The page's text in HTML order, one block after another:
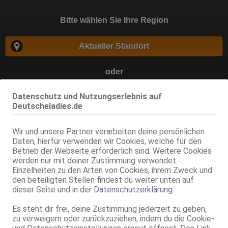
Datenschutz und Nutzungserlebnis auf
Deutscheladies.de
Wir und unsere Partner verarbeiten deine persönlichen
Daten, hierfür verwenden wir Cookies, welche für den
Betrieb der Webseite erforderlich sind. Weitere Cookies
werden nur mit deiner Zustimmung verwendet.
Einzelheiten zu den Arten von Cookies, ihrem Zweck und
den beteiligten Stellen findest du weiter unten auf
dieser Seite und in der Datenschutzerklärung
Es steht dir frei, deine Zustimmung jederzeit zu geben,
zu verweigern oder zurückzuziehen, indem du die Cookie-
Bitte wählen Sie Ihre Region
Aktueller Standort
oder
Zurück